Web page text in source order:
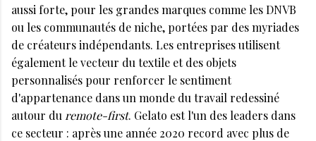
aussi forte, pour les grandes marques comme les DNVB
ou les communautés de niche, portées par des myriades
de créateurs indépendants. Les entreprises utilisent
également le vecteur du textile et des objets
personnalisés pour renforcer le sentiment
d'appartenance dans un monde du travail redessiné
autour du remote-first. Gelato est l'un des leaders dans
ce secteur : après une année 2020 record avec plus de